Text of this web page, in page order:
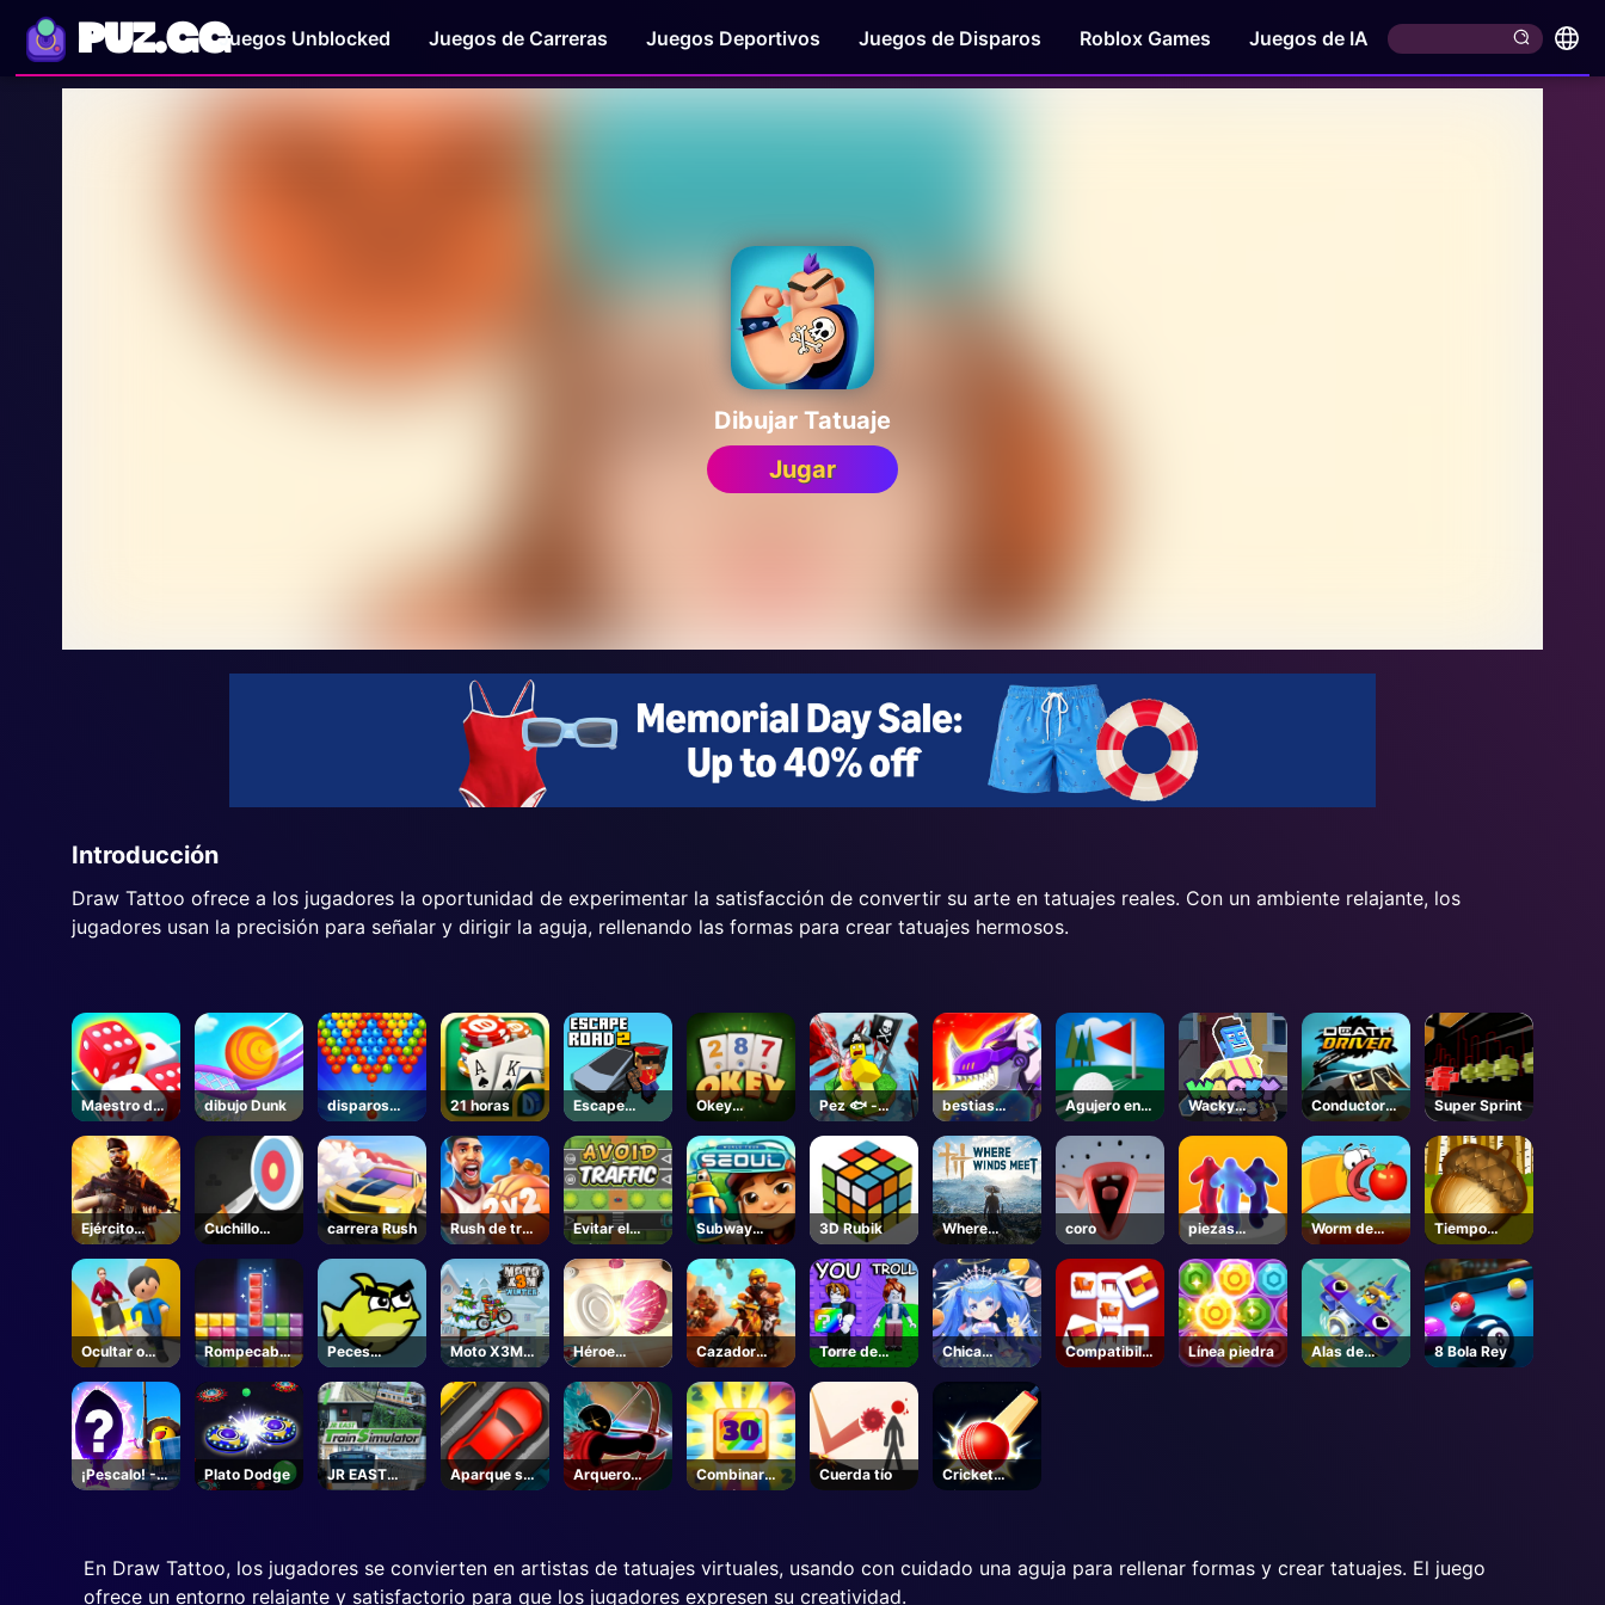
PUZ.GGJuegos Unblocked Juegos de Carreras Juegos Deportivos Juegos de Disparos Roblox Games Juegos de IA
Dibujar Tatuaje
Jugar
Introducción
Draw Tattoo ofrece a los jugadores la oportunidad de experimentar la satisfacción de convertir su arte en tatuajes reales. Con un ambiente relajante, los
jugadores usan la precisión para señalar y dirigir la aguja, rellenando las formas para crear tatuajes hermosos.
Maestro de
Dados
dibujo Dunk
disparos
Bubblington
21 horas
Escape
Road 2
Okey
Classic
Pez 🐟 -
Roblox
bestias
mecha
Agujero en
uno
Wacky
Conductor
de la muerte
Super Sprint
Ejército
disparo
Cuchillo
Escalada
carrera Rush
Rush de tres
puntos
Evitar el
tráfico
Subway
Surfers Seúl
3D Rubik
Where
Winds Meet
- Steam
coro
piezas
gelatina
Worm de
manzana
Tiempo
Snack
Ocultar o
buscar
Rompecabe
zas de joyas
Peces
enojados
Moto X3M
Winter
Héroe
Carrom
Cazador
Moto
Torre de
Troll de
Afortunados
- Roblox
Chica
Mágica
Compatibilid
ad de
Línea piedra
Alas de
guerra
8 Bola Rey
¡Pescalo! -
Roblox
Plato Dodge
JR EAST
Train
Aparque su
coche
Arquero
Héroe
Combinar
los números
Cuerda tío
Cricket
Ciudad
En Draw Tattoo, los jugadores se convierten en artistas de tatuajes virtuales, usando con cuidado una aguja para rellenar formas y crear tatuajes. El juego
ofrece un entorno relajante y satisfactorio para que los jugadores expresen su creatividad.